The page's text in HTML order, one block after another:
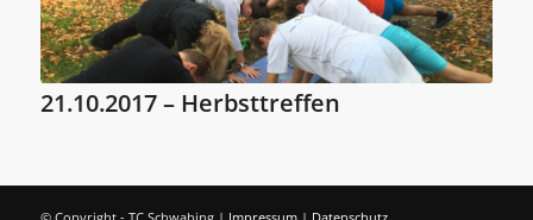
21.10.2017 – Herbsttreffen